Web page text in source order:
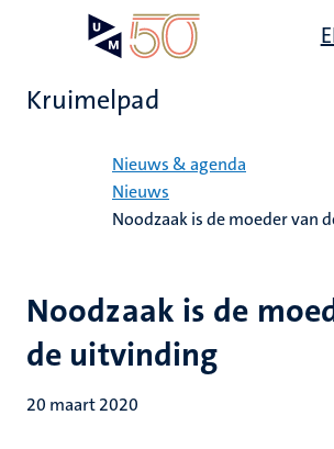
Kruimelpad
Nieuws & agenda
Nieuws
Noodzaak is de moeder van
Noodzaak is de
de uitvinding
20 maart 2020